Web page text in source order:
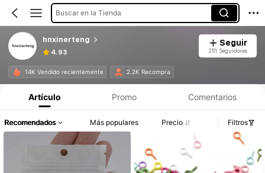
Buscar en la Tienda
hnxinerteng
4.93
Seguir
251 Seguidores
14K Vendido recientemente 2.2K Recompra
Artículo Promo Comentarios
Recomendados Más populares Precio Filtros